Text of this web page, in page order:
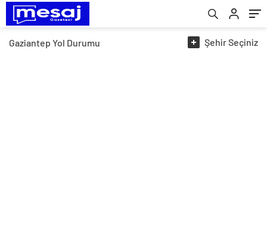
Gaziantep Yol Durumu ŞehirSeçiniz